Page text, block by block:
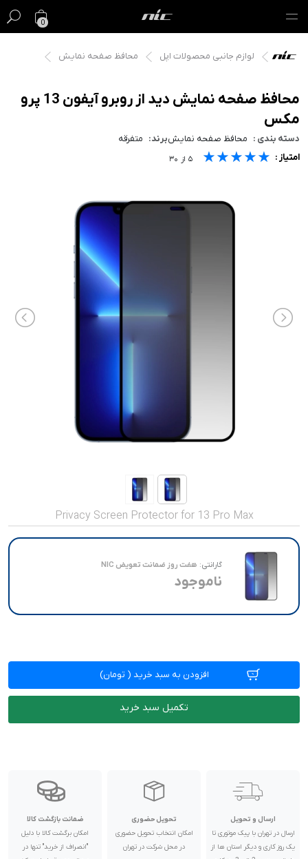
0
گیفت کارت
فروش ویژه
آیفون
خواندنی ها
لوازم جانبی محصولات اپل محافظ صفحه نمایش
Privacy Screen Protector for 13 Pro Max
گارانتی: هفت روز ضمانت تعویض NIC
ناموجود
افزودن به سبد خرید ( تومان)
تکمیل سبد خرید
محافظ صفحه نمایش دید از روبرو آیفون 13 پرو
مکس
دسته بندی : محافظ صفحه نمایشبرند: متفرقه
امتیاز : ★★★★★
★★★★★
★★★★★ ۵ از ۳۰
ارسال و تحویل
ارسال در تهران با پیک موتوری تا
یک روز کاری و دیگر استان ها از
تحویل حضوری
امکان انتخاب تحویل حضوری
در محل شرکت در تهران
ضمانت بازگشت کالا
امکان برگشت کالا با دلیل
"انصراف از خرید" تنها در